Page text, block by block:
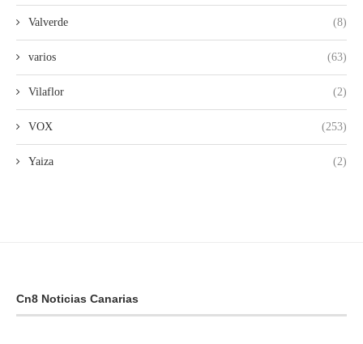
Valverde (8)
varios (63)
Vilaflor (2)
VOX (253)
Yaiza (2)
Cn8 Noticias Canarias